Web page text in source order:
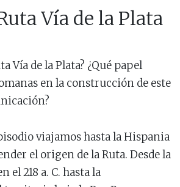
Vía de la Plata
Vía de la Plata? ¿Qué papel
en la construcción de este
viajamos hasta la Hispania
el origen de la Ruta. Desde la
el 218 a. C. hasta la